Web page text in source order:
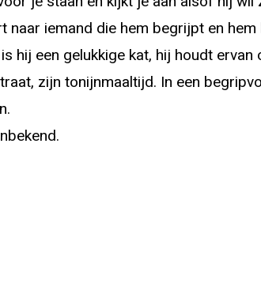
naar iemand die hem begrijpt en hem
hij een gelukkige kat, hij houdt ervan
zijn tonijnmaaltijd. In een